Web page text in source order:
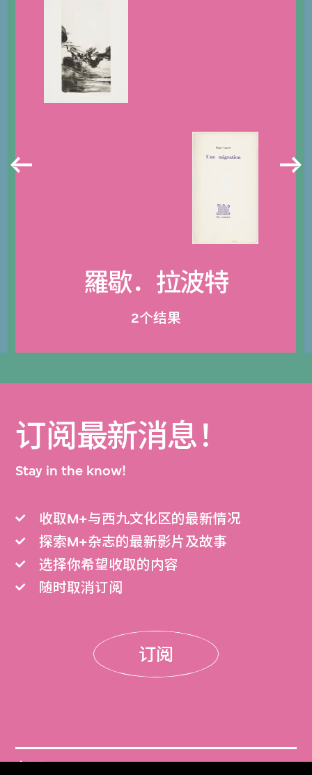
羅歇．拉波特
2个结果
订阅最新消息！
Stay in the know!
收取M+与西九文化区的最新情况
探索M+杂志的最新影片及故事
选择你希望收取的内容
随时取消订阅
订阅